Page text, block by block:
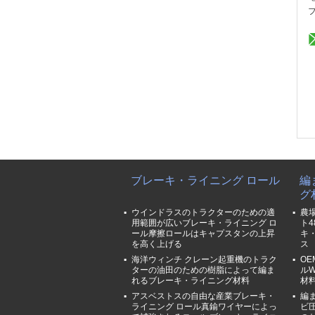
ブレーキ・ライニング ロール
ウインドラスのトラクターのための適
用範囲が広いブレーキ・ライニング ロ
ール摩擦ロールはキャプスタンの上昇
を高く上げる
海洋ウィンチ クレーン起重機のトラク
ターの油田のための樹脂によって編ま
れるブレーキ・ライニング材料
アスベストスの自由な産業ブレーキ・
ライニング ロール真鍮ワイヤーによっ
編
グ
農
ト
キ
ス
ル
材
編
ビ